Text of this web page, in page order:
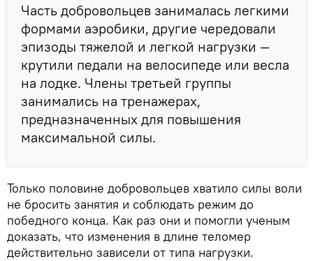
Часть добровольцев занималась легкими
формами аэробики, другие чередовали
эпизоды тяжелой и легкой нагрузки —
крутили педали на велосипеде или весла
на лодке. Члены третьей группы
занимались на тренажерах,
предназначенных для повышения
максимальной силы.
Только половине добровольцев хватило силы воли
не бросить занятия и соблюдать режим до
победного конца. Как раз они и помогли ученым
доказать, что изменения в длине теломер
действительно зависели от типа нагрузки.